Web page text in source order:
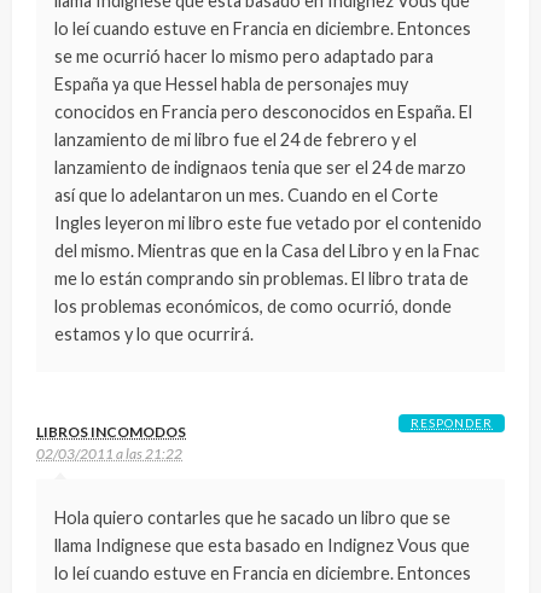
lo leí cuando estuve en Francia en diciembre. Entonces
se me ocurrió hacer lo mismo pero adaptado para
España ya que Hessel habla de personajes muy
conocidos en Francia pero desconocidos en España. El
lanzamiento de mi libro fue el 24 de febrero y el
lanzamiento de indignaos tenia que ser el 24 de marzo
así que lo adelantaron un mes. Cuando en el Corte
Ingles leyeron mi libro este fue vetado por el contenido
del mismo. Mientras que en la Casa del Libro y en la Fnac
me lo están comprando sin problemas. El libro trata de
los problemas económicos, de como ocurrió, donde
estamos y lo que ocurrirá.
LIBROS INCOMODOS
02/03/2011 a las 21:22
Hola quiero contarles que he sacado un libro que se
llama Indignese que esta basado en Indignez Vous que
lo leí cuando estuve en Francia en diciembre. Entonces
RESPONDER